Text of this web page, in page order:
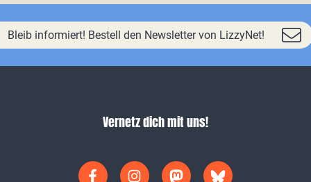
Bleib informiert! Bestell den Newsletter von LizzyNet!
Vernetz dich mit uns!